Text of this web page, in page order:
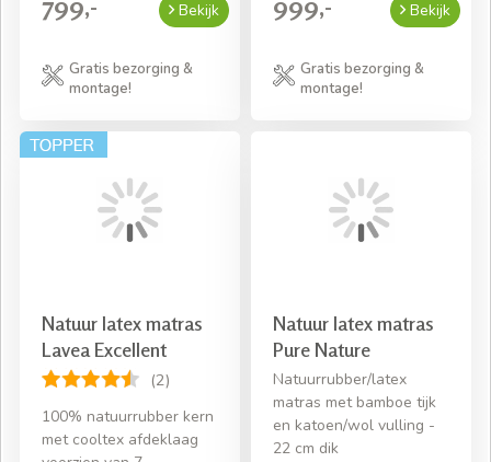
Bekijk
Gratis bezorging &
montage!
Bekijk
Gratis bezorging &
montage!
Natuur latex matras
Lavea Excellent
(2)
100% natuurrubber kern
met cooltex afdeklaag
Natuur latex matras
Pure Nature
Natuurrubber/latex
matras met bamboe tijk
en katoen/wol vulling -
22 cm dik